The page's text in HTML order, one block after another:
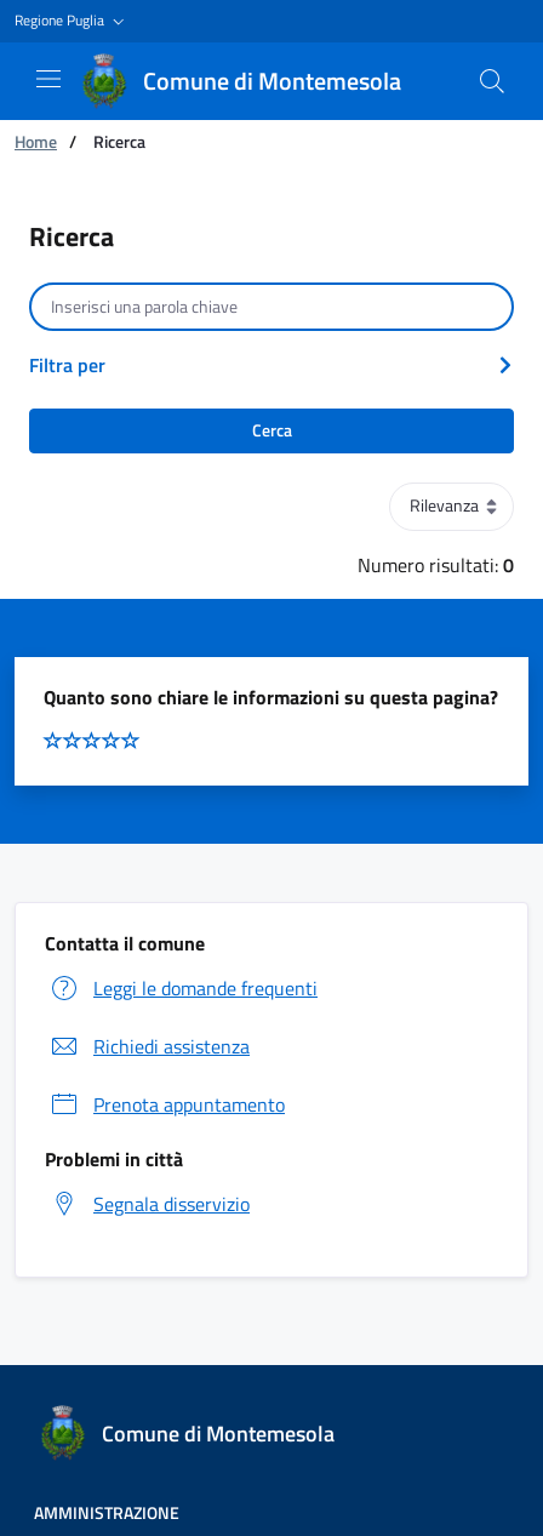
Regione Puglia
Comune di Montemesola
Ti trovi in:
Home / Ricerca
Ricerca
Ordinamento
Numero risultati:0
Cerca per testo
Filtra per
Cerca
Quanto sono chiare le informazioni su questa pagina?
Contatta il comune
Leggi le domande frequenti
Richiedi assistenza
Prenota appuntamento
Problemi in città
Segnala disservizio
Comune di Montemesola
AMMINISTRAZIONE